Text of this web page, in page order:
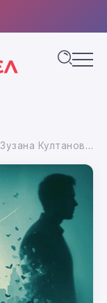
пазар с романа „Твоята песен е като плач“